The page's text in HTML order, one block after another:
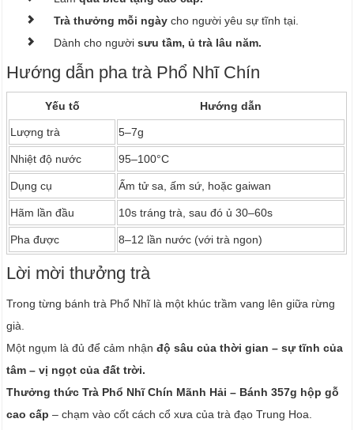
Trà thưởng mỗi ngày cho người yêu sự tĩnh tại.
Dành cho ngườisưu tầm, ủ trà lâu năm.
Hướng dẫn pha trà Phổ Nhĩ Chín
Yếu tố Hướng dẫn
Lượng trà 5–7g
Nhiệt độ nước 95–100°C
Dụng cụ Ấm tử sa, ấm sứ, hoặc gaiwan
Hãm lần đầu 10s tráng trà, sau đó ủ 30–60s
Pha được 8–12 lần nước (với trà ngon)
Lời mời thưởng trà
Trong từng bánh trà Phổ Nhĩ là một khúc trầm vang lên giữa rừng
già.
Một ngụm là đủ để cảm nhậnđộ sâu của thời gian – sự tĩnh của
tâm – vị ngọt của đất trời.
Thưởng thức Trà Phổ Nhĩ Chín Mãnh Hải – Bánh 357g hộp gỗ
cao cấp – chạm vào cốt cách cổ xưa của trà đạo Trung Hoa.